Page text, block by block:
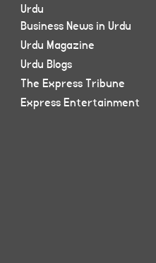
Urdu
Business News in Urdu
Urdu Magazine
Urdu Blogs
The Express Tribune
Express Entertainment